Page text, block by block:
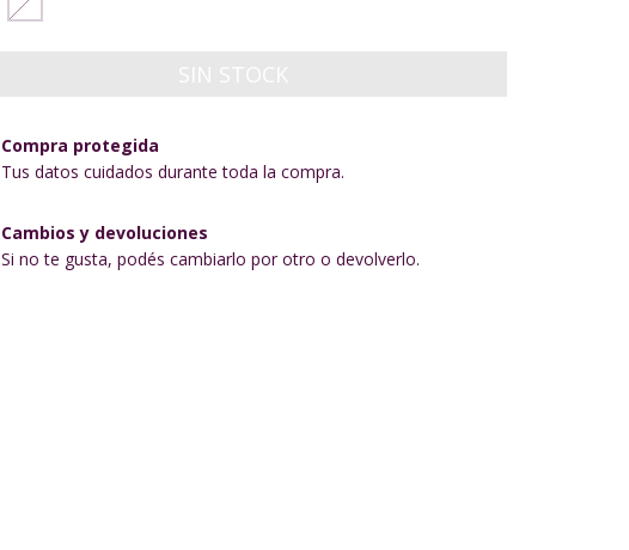
Compra protegida
Tus datos cuidados durante toda la compra.
Cambios y devoluciones
Si no te gusta, podés cambiarlo por otro o devolverlo.